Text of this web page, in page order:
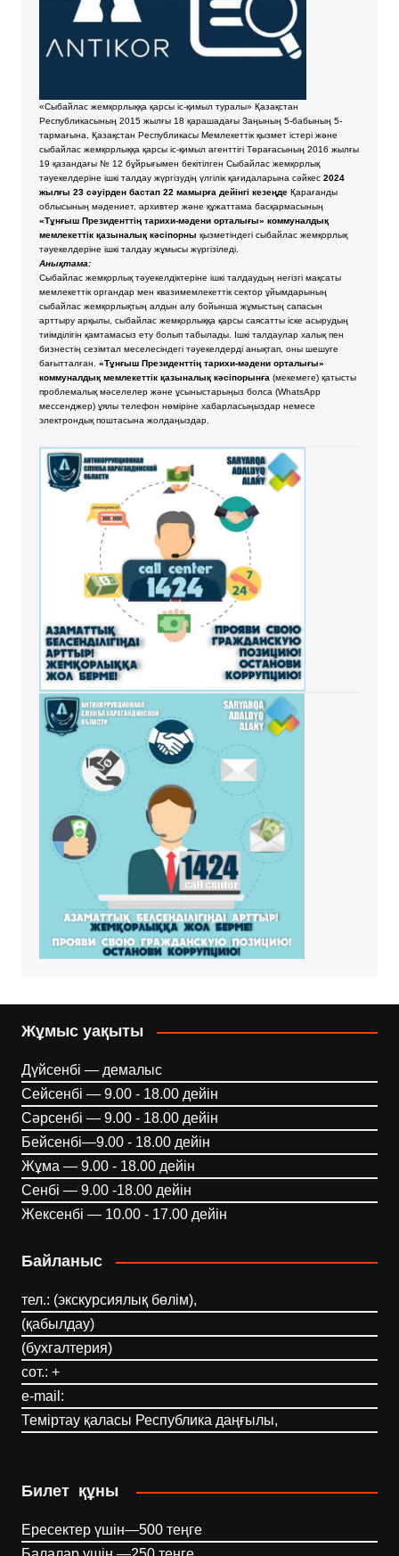
«Сыбайлас жемқорлыққа қарсы іс-қимыл туралы» Қазақстан
Республикасының 2015 жылғы 18 қарашадағы Заңының 5-бабының 5-
тармағына, Қазақстан Республикасы Мемлекеттік қызмет істері және
сыбайлас жемқорлыққа қарсы іс-қимыл агенттігі Төрағасының 2016 жылғы
19 қазандағы № 12 бұйрығымен бекітілген Сыбайлас жемқорлық
тәуекелдеріне ішкі талдау жүргізудің үлгілік қағидаларына сәйкес2024
жылғы 23 сәуірден бастап 22 мамырға дейінгі кезеңде Қарағанды
облысының мәдениет, архивтер және құжаттама басқармасының
«Тұнғыш Президенттің тарихи-мәдени орталығы» коммуналдық
мемлекеттік қазыналық кәсіпорны қызметіндегі сыбайлас жемқорлық
тәуекелдеріне ішкі талдау жұмысы жүргізіледі.
Анықтама:
Сыбайлас жемқорлық тәуекелдіктеріне ішкі талдаудың негізгі мақсаты
мемлекеттік органдар мен квазимемлекеттік сектор ұйымдарының
сыбайлас жемқорлықтың алдын алу бойынша жұмыстың сапасын
арттыру арқылы, сыбайлас жемқорлыққа қарсы саясатты іске асырудың
тиімділігін қамтамасыз ету болып табылады. Ішкі талдаулар халық пен
бизнестің сезімтал меселесіндегі тәуекелдерді анықтап, оны шешуге
бағытталған. «Тұнғыш Президенттің тарихи-мәдени орталығы»
коммуналдық мемлекеттік қазыналық кәсіпорынға (мекемеге) қатысты
проблемалық мәселелер және ұсыныстарыңыз болса (WhatsApp
мессенджер) ұялы телефон нөміріне хабарласыңыздар немесе
электрондық поштасына жолдаңыздар.
Жұмыс уақыты
Дүйсенбі — демалыс
Сейсенбі — 9.00 - 18.00 дейін
Сәрсенбі — 9.00 - 18.00 дейін
Бейсенбі—9.00 - 18.00 дейін
Жұма — 9.00 - 18.00 дейін
Сенбі — 9.00 -18.00 дейін
Жексенбі — 10.00 - 17.00 дейін
Байланыс
тел.: (экскурсиялық бөлім),
(қабылдау)
(бухгалтерия)
сот.: +
e-mail:
Теміртау қаласы Республика даңғылы,
Билет құны
Ересектер үшін—500 теңге